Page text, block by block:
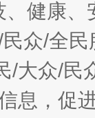
健康
众/全
/大众/民
息，促